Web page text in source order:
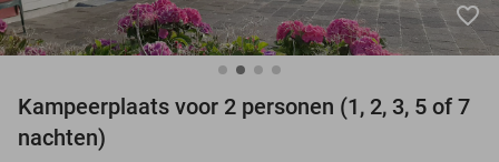
favorite_border
Kampeerplaats voor 2 personen (1, 2, 3, 5 of 7
nachten)